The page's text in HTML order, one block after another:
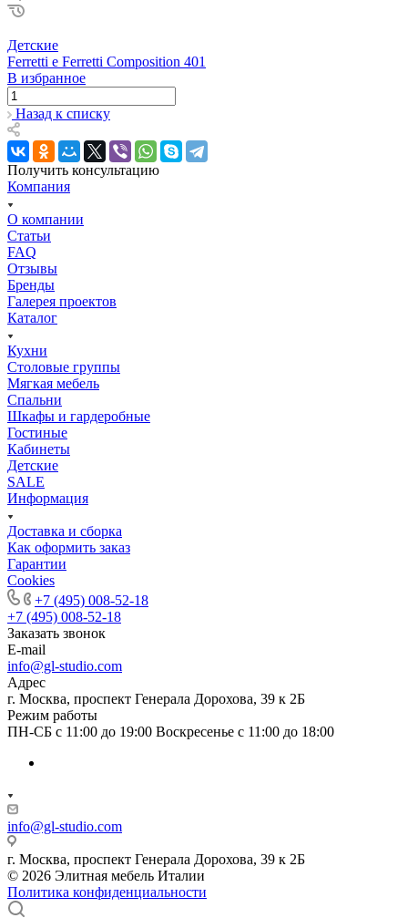
Детские
Ferretti e Ferretti Composition 401
В избранное
Назад к списку
Получить консультацию
Компания
О компании
Статьи
FAQ
Отзывы
Бренды
Галерея проектов
Каталог
Кухни
Столовые группы
Мягкая мебель
Спальни
Шкафы и гардеробные
Гостиные
Кабинеты
Детские
SALE
Информация
Доставка и сборка
Как оформить заказ
Гapaнтии
Cookies
+7 (495) 008-52-18
+7 (495) 008-52-18
Заказать звонок
E-mail
info@gl-studio.com
Адрес
г. Москва, проспект Генерала Дорохова, 39 к 2Б
Режим работы
ПН-СБ с 11:00 до 19:00 Воскресенье с 11:00 до 18:00
info@gl-studio.com
г. Москва, проспект Генерала Дорохова, 39 к 2Б
© 2026 Элитнaя мeбeль Итaлии
Политика конфиденциальности